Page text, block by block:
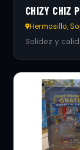
CHIZY CHIZ
Hermosillo,
Solidez y